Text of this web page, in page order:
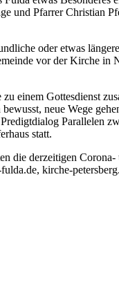
und Pfarrer Christian
oder etwas
vor der Kirche in
einem Gottesdienst
neue Wege
Parallelen
statt.
die derzeitigen
kirche-